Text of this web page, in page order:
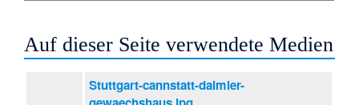
Auf dieser Seite verwendete Medien
Stuttgart-cannstatt-daimler-